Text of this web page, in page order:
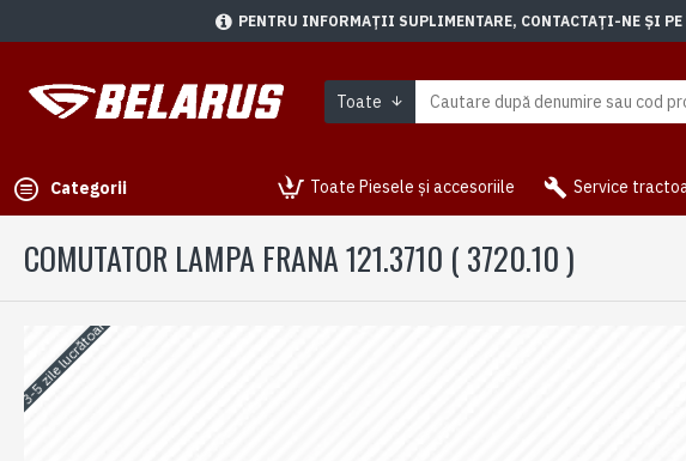
PENTRU INFORMAȚII SUPLIMENTARE, CONTACTAȚI-NE ȘI
Toate
Categorii Toate Piesele și accesoriile Service
COMUTATOR LAMPA FRANA 121.3710 ( 3720.10 )
3-5 zile lucrătoare